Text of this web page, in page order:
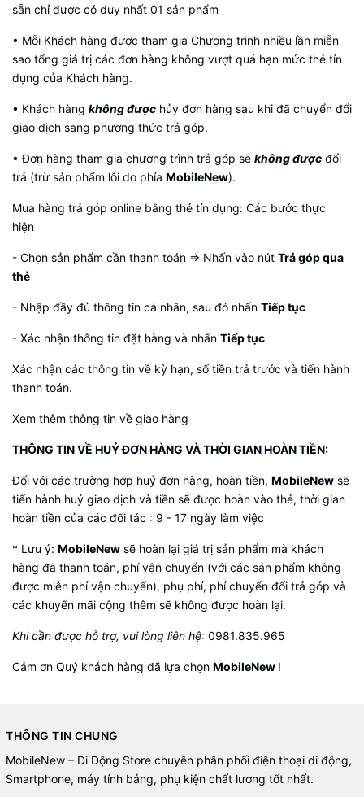
sẵn chỉ được có duy nhất 01 sản phẩm
• Mỗi Khách hàng được tham gia Chương trình nhiều lần miễn
sao tổng giá trị các đơn hàng không vượt quá hạn mức thẻ tín
dụng của Khách hàng.
• Khách hàng không được hủy đơn hàng sau khi đã chuyển đổi
giao dịch sang phương thức trả góp.
• Đơn hàng tham gia chương trình trả góp sẽ không được đổi
trả (trừ sản phẩm lỗi do phía MobileNew).
Mua hàng trả góp online bằng thẻ tín dụng: Các bước thực
hiện
- Chọn sản phẩm cần thanh toán => Nhấn vào nút Trả góp qua
thẻ
- Nhập đầy đủ thông tin cá nhân, sau đó nhấn Tiếp tục
- Xác nhận thông tin đặt hàng và nhấn Tiếp tục
Xác nhận các thông tin về kỳ hạn, số tiền trả trước và tiến hành
thanh toán.
Xem thêm thông tin về giao hàng
THÔNG TIN VỀ HUỶ ĐƠN HÀNG VÀ THỜI GIAN HOÀN TIỀN:
Đối với các trường hợp huỷ đơn hàng, hoàn tiền, MobileNew sẽ
tiến hành huỷ giao dịch và tiền sẽ được hoàn vào thẻ, thời gian
hoàn tiền của các đối tác : 9 - 17 ngày làm việc
* Lưu ý: MobileNew sẽ hoàn lại giá trị sản phẩm mà khách
hàng đã thanh toán, phí vận chuyển (với các sản phẩm không
được miễn phí vận chuyển), phụ phí, phí chuyển đổi trả góp và
các khuyến mãi cộng thêm sẽ không được hoàn lại.
Khi cần được hỗ trợ, vui lòng liên hệ: 0981.835.965
Cảm ơn Quý khách hàng đã lựa chọn MobileNew !
THÔNG TIN CHUNG
MobileNew – Di Dộng Store chuyên phân phối điện thoại di động,
Smartphone, máy tính bảng, phụ kiện chất lương tốt nhất.